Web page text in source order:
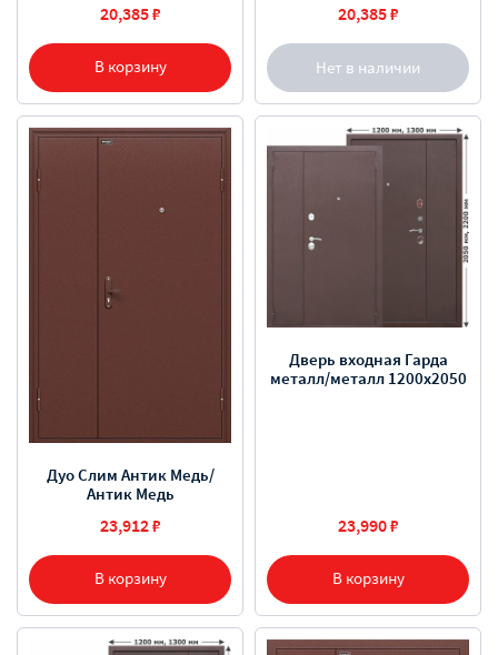
В корзину
20,385 ₽
Нет в наличии
20,385 ₽
В корзину
Дуо Слим Антик Медь/
Антик Медь
23,912 ₽
В корзину
Дверь входная Гарда
металл/металл 1200х2050
23,990 ₽